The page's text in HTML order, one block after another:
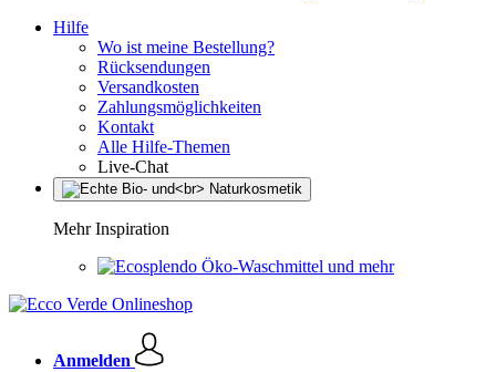
Hilfe
Wo ist meine Bestellung?
Rücksendungen
Versandkosten
Zahlungsmöglichkeiten
Kontakt
Alle Hilfe-Themen
Live-Chat
Mehr Inspiration
Öko-Waschmittel und mehr
Anmelden